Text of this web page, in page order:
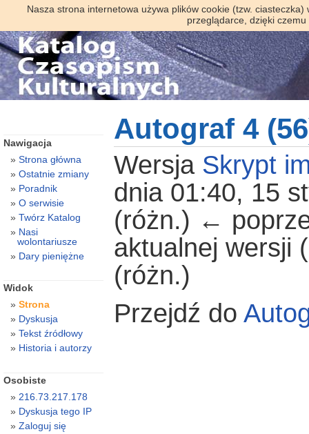
Nasza strona internetowa używa plików cookie (tzw.
przeglądarce, dzięki
Autograf 4
Wersja Skrypt
dnia 01:40, 15
(różn.) ←
aktualnej wersji
(różn.)
Przejdź do
Nawigacja
Strona główna
Ostatnie zmiany
Poradnik
O serwisie
Twórz Katalog
Nasi
wolontariusze
Dary pieniężne
Widok
Strona
Dyskusja
Tekst źródłowy
Historia i autorzy
Osobiste
216.73.217.178
Dyskusja tego IP
Zaloguj się